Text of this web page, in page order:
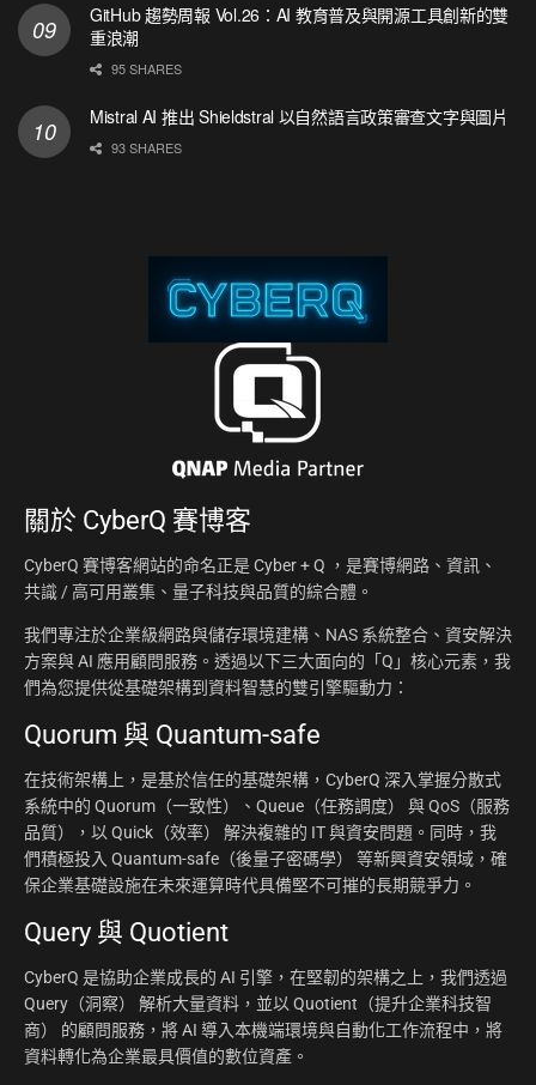
GitHub 趨勢周報 Vol.26：AI 教育普及與開源工具創新的雙
重浪潮
95 SHARES
Mistral AI 推出 Shieldstral 以自然語言政策審查文字與圖片
93 SHARES
關於 CyberQ 賽博客
CyberQ 賽博客網站的命名正是 Cyber + Q ，是賽博網路、資訊、
共識 / 高可用叢集、量子科技與品質的綜合體。
我們專注於企業級網路與儲存環境建構、NAS 系統整合、資安解決
方案與 AI 應用顧問服務。透過以下三大面向的「Q」核心元素，我
們為您提供從基礎架構到資料智慧的雙引擎驅動力：
Quorum 與 Quantum-safe
在技術架構上，是基於信任的基礎架構，CyberQ 深入掌握分散式
系統中的 Quorum（一致性）、Queue（任務調度） 與 QoS（服務
品質），以 Quick（效率） 解決複雜的 IT 與資安問題。同時，我
們積極投入 Quantum-safe（後量子密碼學） 等新興資安領域，確
保企業基礎設施在未來運算時代具備堅不可摧的長期競爭力。
Query 與 Quotient
CyberQ 是協助企業成長的 AI 引擎，在堅韌的架構之上，我們透過
Query（洞察） 解析大量資料，並以 Quotient（提升企業科技智
商） 的顧問服務，將 AI 導入本機端環境與自動化工作流程中，將
資料轉化為企業最具價值的數位資產。